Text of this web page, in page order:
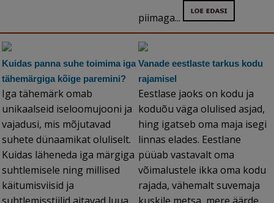
piimaga...
Kuidas panna suhe toimima iga
tähemärgiga kõige paremini?
Iga tähemärk omab
unikaalseid iseloomujooni ja
vajadusi, mis mõjutavad
suhete dünaamikat oluliselt.
Kuidas läheneda iga märgiga
suhtlemisele ning millised
käitumisviisid ja
Vanade eestlaste tarkus kodu
rajamisel
Eestlase jaoks on kodu ja
koduõu väga olulised asjad,
hing igatseb oma maja isegi
linnas elades. Eestlane
püüab vastavalt oma
võimalustele ikka oma kodu
rajada, vähemalt suvemaja